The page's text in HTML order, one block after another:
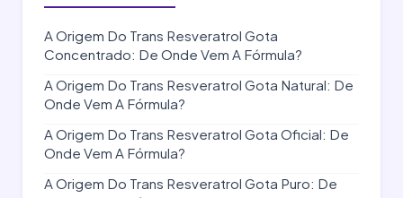
A Origem Do Trans Resveratrol Gota
Concentrado: De Onde Vem A Fórmula?
A Origem Do Trans Resveratrol Gota Natural: De
Onde Vem A Fórmula?
A Origem Do Trans Resveratrol Gota Oficial: De
Onde Vem A Fórmula?
A Origem Do Trans Resveratrol Gota Puro: De